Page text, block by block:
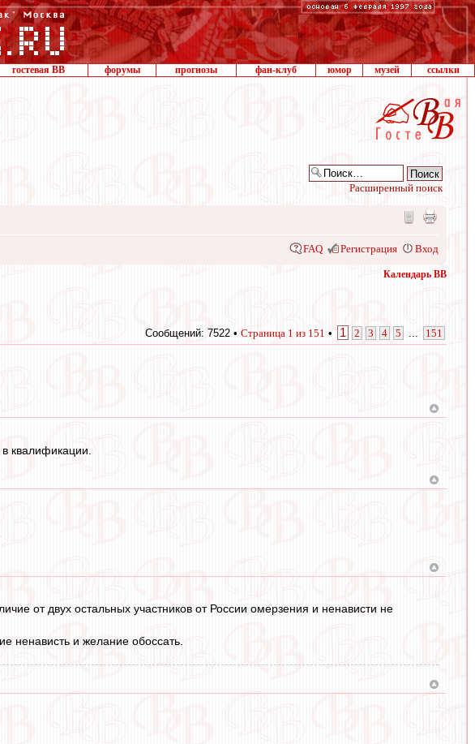
гостевая ВВ форумы прогнозы фан-клуб юмор музей ссылки
Расширенный поиск
FAQ Регистрация Вход
Календарь ВВ
Сообщений: 7522 • Страница 1 из 151 • 1 2 3 4 5 151
квалификации.
от двух остальных участников от России омерзения и ненависти не
ненависть и желание обоссать.